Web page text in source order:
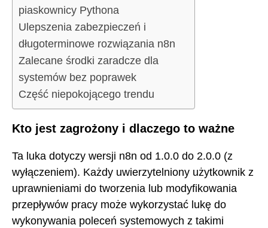
piaskownicy Pythona
Ulepszenia zabezpieczeń i
długoterminowe rozwiązania n8n
Zalecane środki zaradcze dla
systemów bez poprawek
Część niepokojącego trendu
Kto jest zagrożony i dlaczego to ważne
Ta luka dotyczy wersji n8n od 1.0.0 do 2.0.0 (z
wyłączeniem). Każdy uwierzytelniony użytkownik z
uprawnieniami do tworzenia lub modyfikowania
przepływów pracy może wykorzystać lukę do
wykonywania poleceń systemowych z takimi